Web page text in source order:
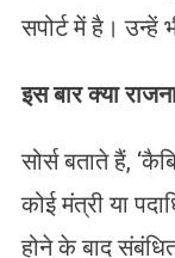
सपोर्ट में है। उन्हें
इस बार क्या
सोर्स बताते हैं,
कोई मंत्री या
होने के बाद